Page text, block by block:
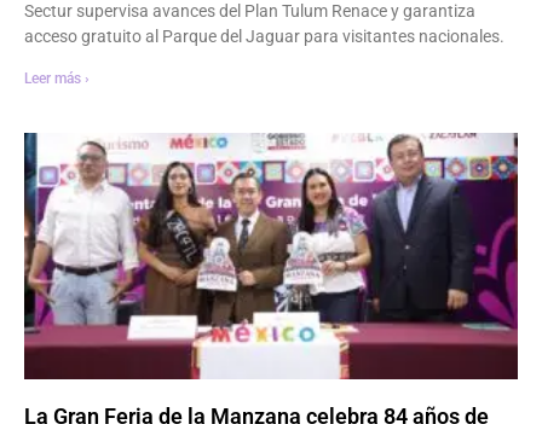
Sectur supervisa avances del Plan Tulum Renace y garantiza
acceso gratuito al Parque del Jaguar para visitantes nacionales.
Leer más ›
La Gran Feria de la Manzana celebra 84 años de